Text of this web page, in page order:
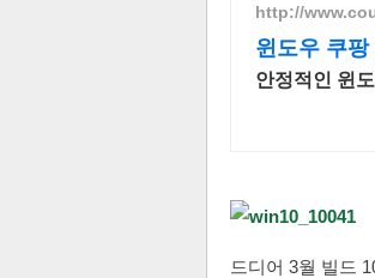
http://
윈도우 쿠팡
안정적인 윈
드디어 3월 빌드